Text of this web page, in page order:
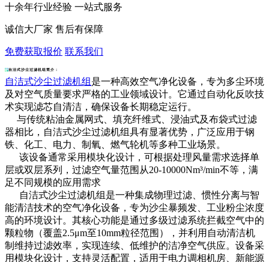
十余年行业经验 一站式服务
诚信大厂家 售后有保障
免费获取报价 联系我们
自洁式沙尘过滤机组简介：
自洁式沙尘过滤机组 是一种高效空气净化设备，专为多尘环境
及对空气质量要求严格的工业领域设计。它通过自动化反吹技
术实现滤芯自清洁，确保设备长期稳定运行。
与传统粘油金属网式、填充纤维式、浸油式及布袋式过滤
器相比，自洁式沙尘过滤机组具有显著优势，广泛应用于钢
铁、化工、电力、制氧、燃气轮机等多种工业场景。
该设备通常采用模块化设计，可根据处理风量需求选择单
层或双层系列，过滤空气量范围从20-10000Nm³/min不等，满
足不同规模的应用需求
自洁式沙尘过滤机组是一种集成物理过滤、惯性分离与智
能清洁技术的空气净化设备，专为沙尘暴频发、工业粉尘浓度
高的环境设计。其核心功能是通过多级过滤系统拦截空气中的
颗粒物（覆盖2.5μm至10mm粒径范围），并利用自动清洁机
制维持过滤效率，实现连续、低维护的洁净空气供应。设备采
用模块化设计，支持灵活配置，适用于电力调相机房、新能源